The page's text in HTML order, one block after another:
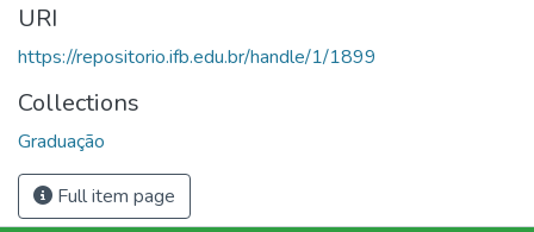
URI
https://repositorio.ifb.edu.br/handle/1/1899
Collections
Graduação
Full item page